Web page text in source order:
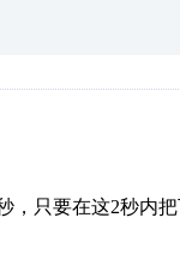
，只要在这2秒内